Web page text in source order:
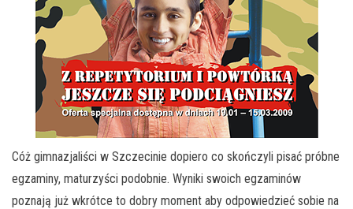
Cóż gimnazjaliści w Szczecinie dopiero co skończyli pisać próbne
egzaminy, maturzyści podobnie. Wyniki swoich egzaminów
poznają już wkrótce to dobry moment aby odpowiedzieć sobie na